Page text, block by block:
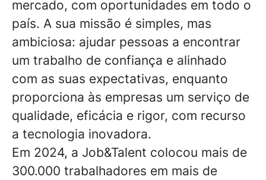
mercado, com oportunidades em todo o
país. A sua missão é simples, mas
ambiciosa: ajudar pessoas a encontrar
um trabalho de confiança e alinhado
com as suas expectativas, enquanto
proporciona às empresas um serviço de
qualidade, eficácia e rigor, com recurso
a tecnologia inovadora.
Em 2024, a Job&Talent colocou mais de
300.000 trabalhadores em mais de